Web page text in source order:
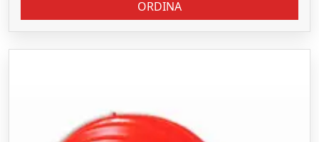
ORDINA